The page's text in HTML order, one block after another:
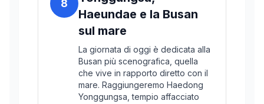
8
Haeundae e la Busan
sul mare
La giornata di oggi è dedicata alla
Busan più scenografica, quella
che vive in rapporto diretto con il
mare. Raggiungeremo Haedong
Yonggungsa, tempio affacciato